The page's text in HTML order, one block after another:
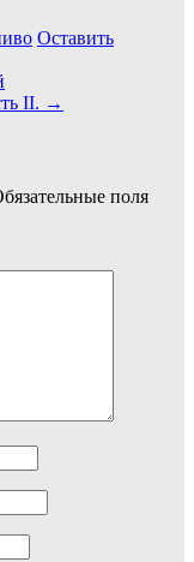
Оставить
II. →
поля